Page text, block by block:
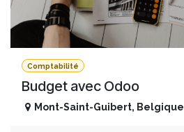
Comptabilité
Budget avec Odoo
Mont-Saint-Guibert, Belgique